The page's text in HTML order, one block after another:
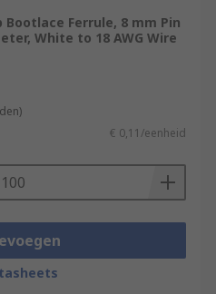
Bootlace Ferrule, 8 mm Pin
White to 18 AWG Wire
€ 0,11/eenheid